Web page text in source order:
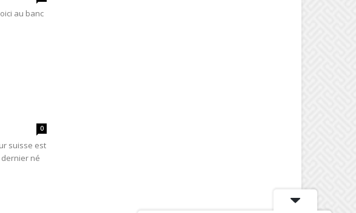
au banc
0
suisse est
né